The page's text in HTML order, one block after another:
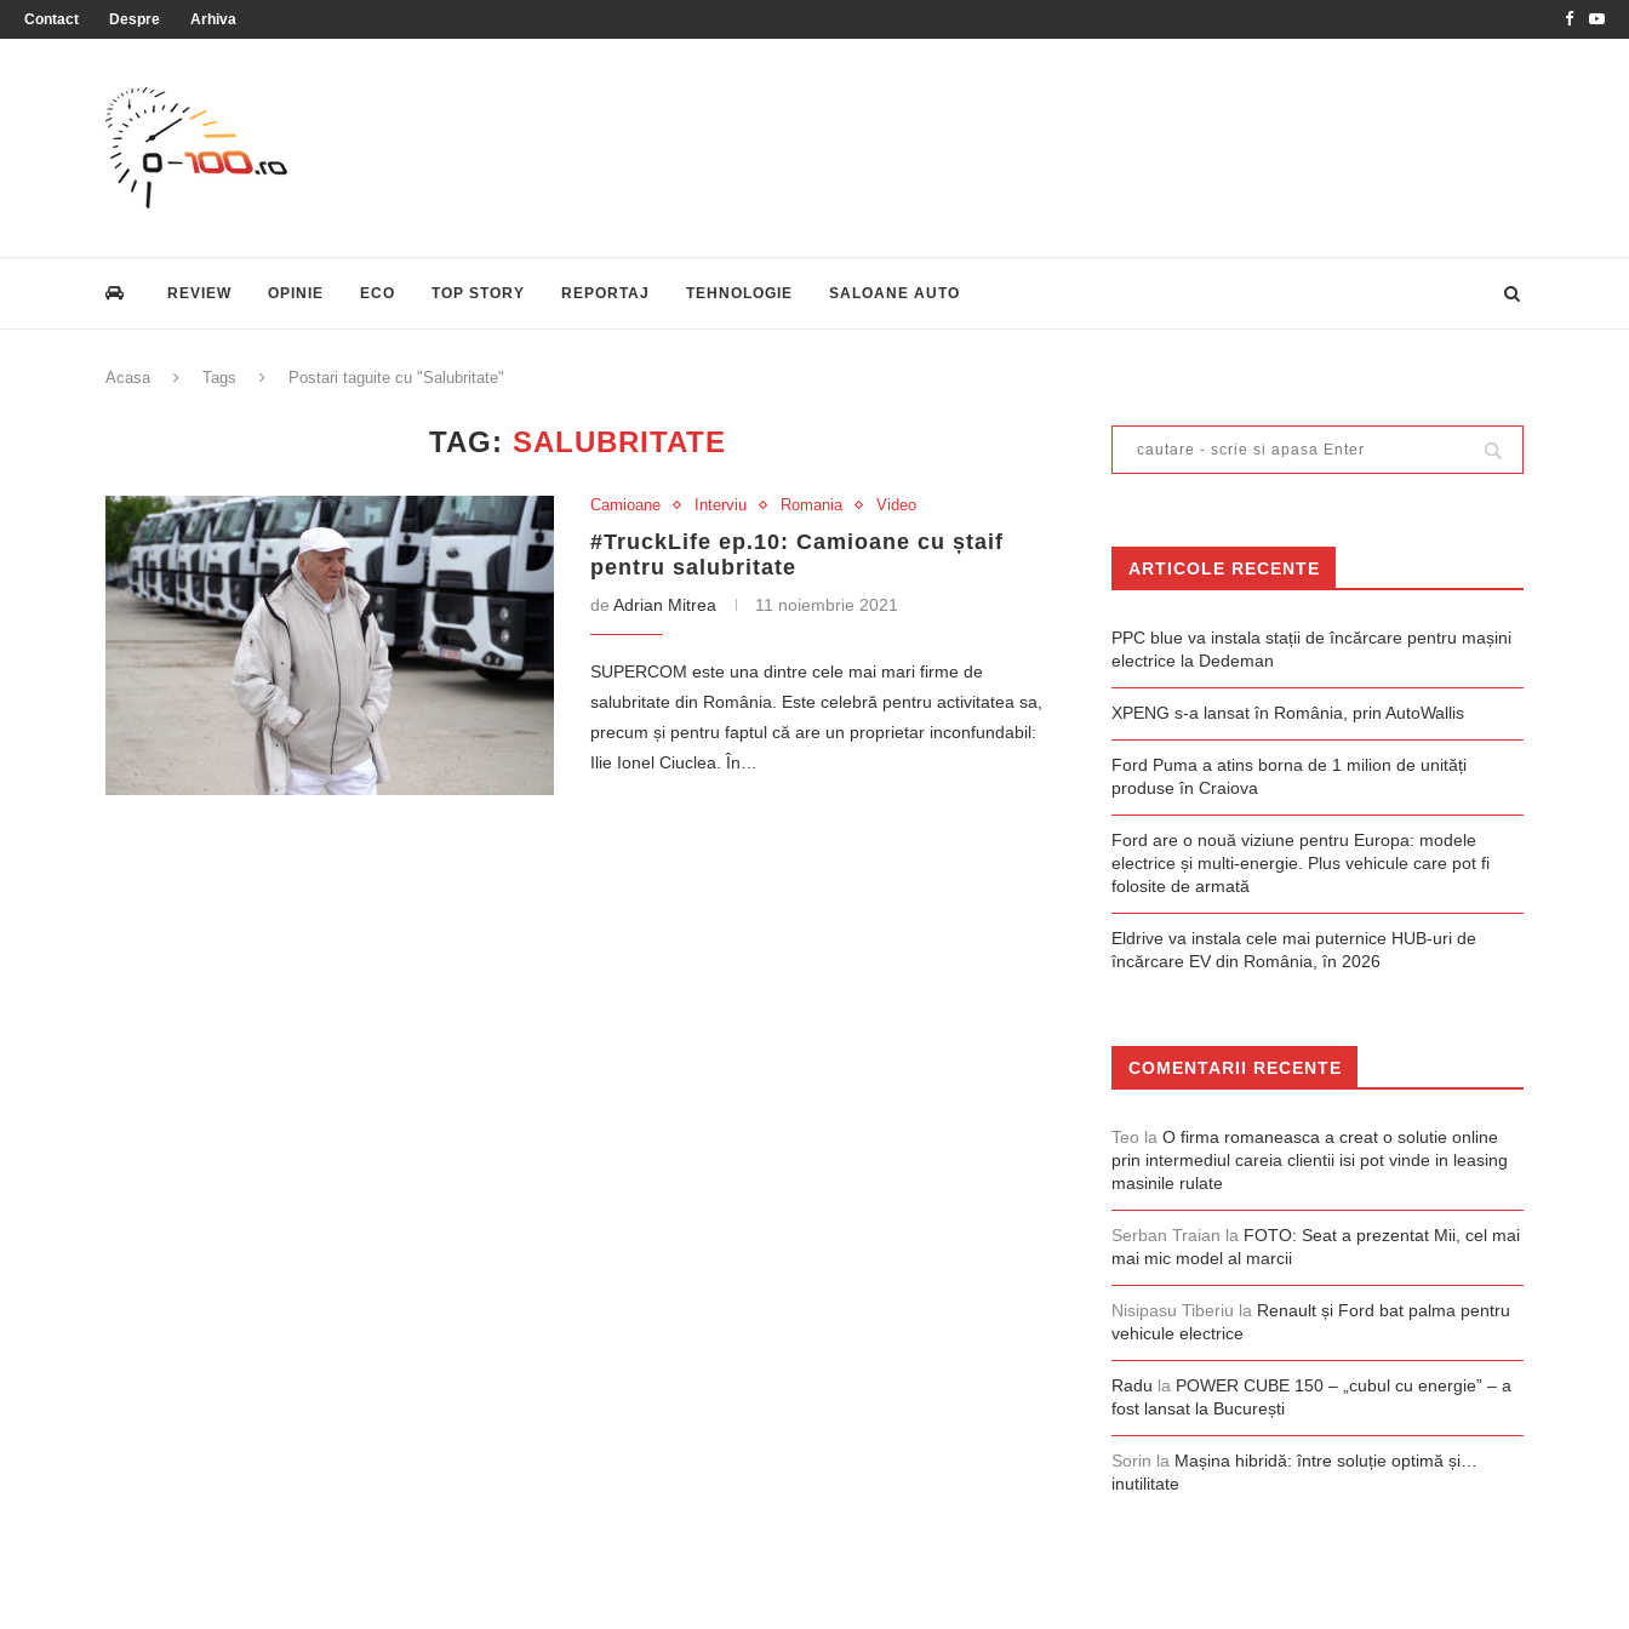
Contact Despre Arhiva
REVIEW OPINIE ECO TOP STORY REPORTAJ TEHNOLOGIE SALOANE AUTO
Acasa Tags Postari taguite cu "Salubritate"
TAG:SALUBRITATE
Camioane Interviu Romania Video
#TruckLife ep.10: Camioane cu ștaif
pentru salubritate
de Adrian Mitrea 11 noiembrie 2021
SUPERCOM este una dintre cele mai mari firme de
salubritate din România. Este celebră pentru activitatea sa,
precum și pentru faptul că are un proprietar inconfundabil:
Ilie Ionel Ciuclea. În…
ARTICOLE RECENTE
PPC blue va instala stații de încărcare pentru mașini
electrice la Dedeman
XPENG s-a lansat în România, prin AutoWallis
Ford Puma a atins borna de 1 milion de unități
produse în Craiova
Ford are o nouă viziune pentru Europa: modele
electrice și multi-energie. Plus vehicule care pot fi
folosite de armată
Eldrive va instala cele mai puternice HUB-uri de
încărcare EV din România, în 2026
COMENTARII RECENTE
Teo la O firma romaneasca a creat o solutie online
prin intermediul careia clientii isi pot vinde in leasing
masinile rulate
Serban Traian la FOTO: Seat a prezentat Mii, cel mai
mai mic model al marcii
Nisipasu Tiberiu la Renault și Ford bat palma pentru
vehicule electrice
Radu la POWER CUBE 150 – „cubul cu energie” – a
fost lansat la București
Sorin la Mașina hibridă: între soluție optimă și…
inutilitate